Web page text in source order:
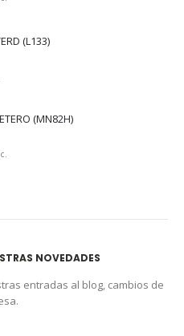
(L133)
(MN82H)
NOVEDADES
entradas al blog, cambios de